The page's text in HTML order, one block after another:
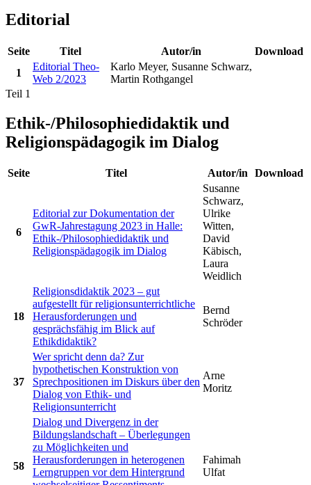
Editorial
Seite Titel Autor/in
Download
1
Editorial Theo-
Web 2/2023
Karlo Meyer, Susanne Schwarz,
Martin Rothgangel
Teil 1
Ethik-/Philosophiedidaktik und
Religionspädagogik im Dialog
Seite Titel Autor/in Download
6
Editorial zur Dokumentation der
GwR-Jahrestagung 2023 in Halle:
Ethik-/Philosophiedidaktik und
Religionspädagogik im Dialog
Susanne
Schwarz,
Ulrike
Witten,
David
Käbisch,
Laura
Weidlich
18
Religionsdidaktik 2023 – gut
aufgestellt für religionsunterrichtliche
Herausforderungen und
gesprächsfähig im Blick auf
Ethikdidaktik?
Bernd
Schröder
37
Wer spricht denn da? Zur
hypothetischen Konstruktion von
Sprechpositionen im Diskurs über den
Dialog von Ethik- und
Religionsunterricht
Arne
Moritz
58
Dialog und Divergenz in der
Bildungslandschaft – Überlegungen
zu Möglichkeiten und
Herausforderungen in heterogenen
Lerngruppen vor dem Hintergrund
Fahimah
Ulfat